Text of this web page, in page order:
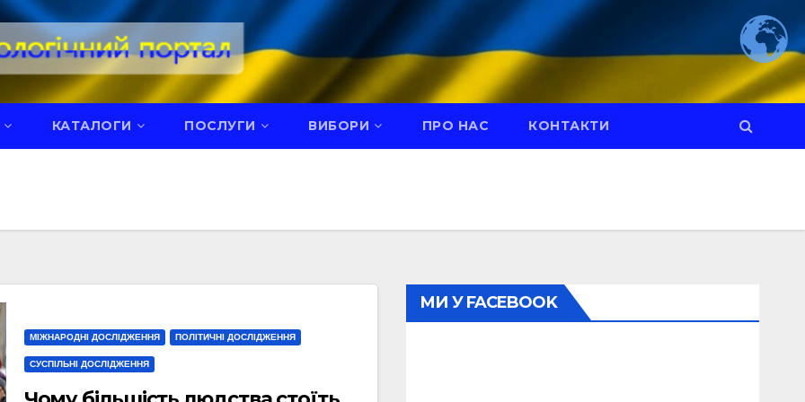
КАТАЛОГИ ПОСЛУГИ ВИБОРИ ПРО НАС КОНТАКТИ
МІЖНАРОДНІ ДОСЛІДЖЕННЯ ПОЛІТИЧНІ ДОСЛІДЖЕННЯ
СУСПІЛЬНІ ДОСЛІДЖЕННЯ
МИ У FACEBOOK